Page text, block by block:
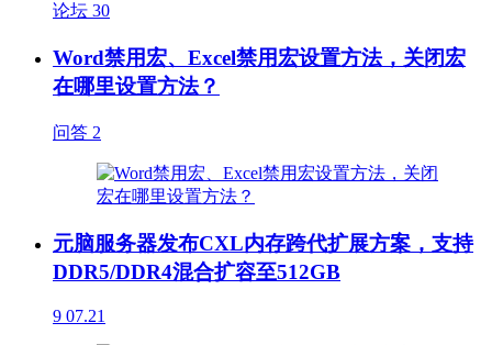
论坛 30
Word禁用宏、Excel禁用宏设置方法，关闭宏
在哪里设置方法？
问答 2
元脑服务器发布CXL内存跨代扩展方案，支持
DDR5/DDR4混合扩容至512GB
9 07.21